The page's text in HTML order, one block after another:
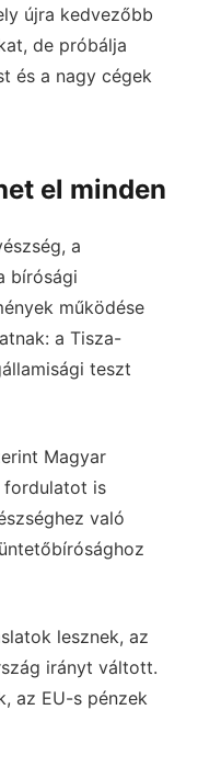
újra kedvezőbb
de próbálja
és a nagy cégek
el minden
a
bírósági
működése
a Tisza-
teszt
Magyar
fordulatot is
való
lesznek, az
irányt váltott.
az EU-s pénzek